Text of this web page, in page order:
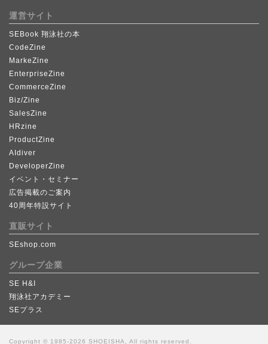
運営サイト
SEBook 翔泳社の本
CodeZine
MarkeZine
EnterpriseZine
CommerceZine
Biz/Zine
SalesZine
HRzine
ProductZine
AIdiver
DeveloperZine
イベント・セミナー
広告掲載のご案内
40周年特設サイト
直販サイト
SEshop.com
グループ企業
SE H&I
翔泳社アカデミー
SEプラス
Copyright © 1985-2026 SHOEISHA, All rights reserved.